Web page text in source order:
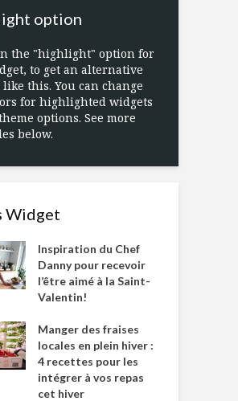
option
the "highlight" option for
to get an alternative
this. You can change
for highlighted widgets
options. See more
below.
Widget
Inspiration du Chef
Danny pour recevoir
l’être aimé à la Saint-
Valentin!
Manger des fraises
locales en plein hiver :
4 recettes pour les
intégrer à vos repas
cet hiver